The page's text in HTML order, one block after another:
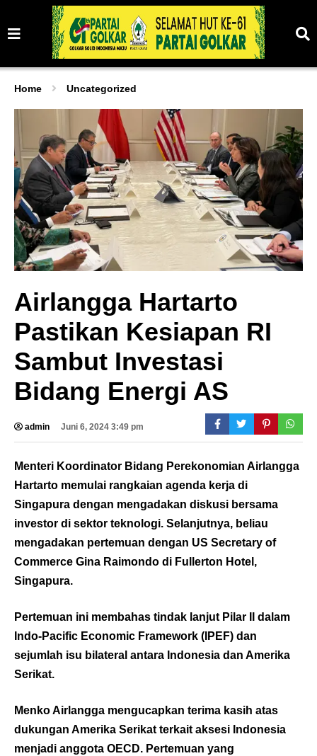
Home Uncategorized
Airlangga Hartarto
Pastikan Kesiapan RI
Sambut Investasi
Bidang Energi AS
admin Juni 6, 2024 3:49 pm
Menteri Koordinator Bidang Perekonomian Airlangga
Hartarto memulai rangkaian agenda kerja di
Singapura dengan mengadakan diskusi bersama
investor di sektor teknologi. Selanjutnya, beliau
mengadakan pertemuan dengan US Secretary of
Commerce Gina Raimondo di Fullerton Hotel,
Singapura.
Pertemuan ini membahas tindak lanjut Pilar II dalam
Indo-Pacific Economic Framework (IPEF) dan
sejumlah isu bilateral antara Indonesia dan Amerika
Serikat.
Menko Airlangga mengucapkan terima kasih atas
dukungan Amerika Serikat terkait aksesi Indonesia
menjadi anggota OECD. Pertemuan yang